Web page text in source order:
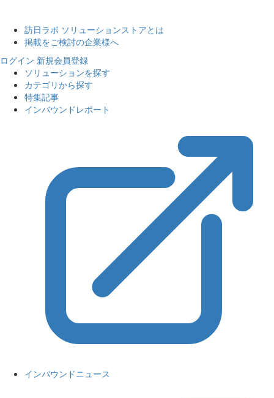
訪日ラボ ソリューションストアとは
掲載をご検討の企業様へ
ログイン 新規会員登録
ソリューションを探す
カテゴリから探す
特集記事
インバウンドレポート
インバウンドニュース